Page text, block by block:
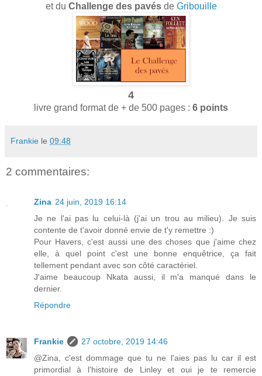
et du Challenge des pavésde Gribouille
4
livre grand format de + de 500 pages : 6 points
Frankie le 09:48
2 commentaires:
Zina 24 juin, 2019 16:14
Je ne l'ai pas lu celui-là (j'ai un trou au milieu). Je suis
contente de t'avoir donné envie de t'y remettre :)
Pour Havers, c'est aussi une des choses que j'aime chez
elle, à quel point c'est une bonne enquêtrice, ça fait
tellement pendant avec son côté caractériel.
J'aime beaucoup Nkata aussi, il m'a manqué dans le
dernier.
Répondre
Frankie
27 octobre, 2019 14:46
@Zina, c'est dommage que tu ne l'aies pas lu car il est
primordial à l'histoire de Linley et oui je te remercie